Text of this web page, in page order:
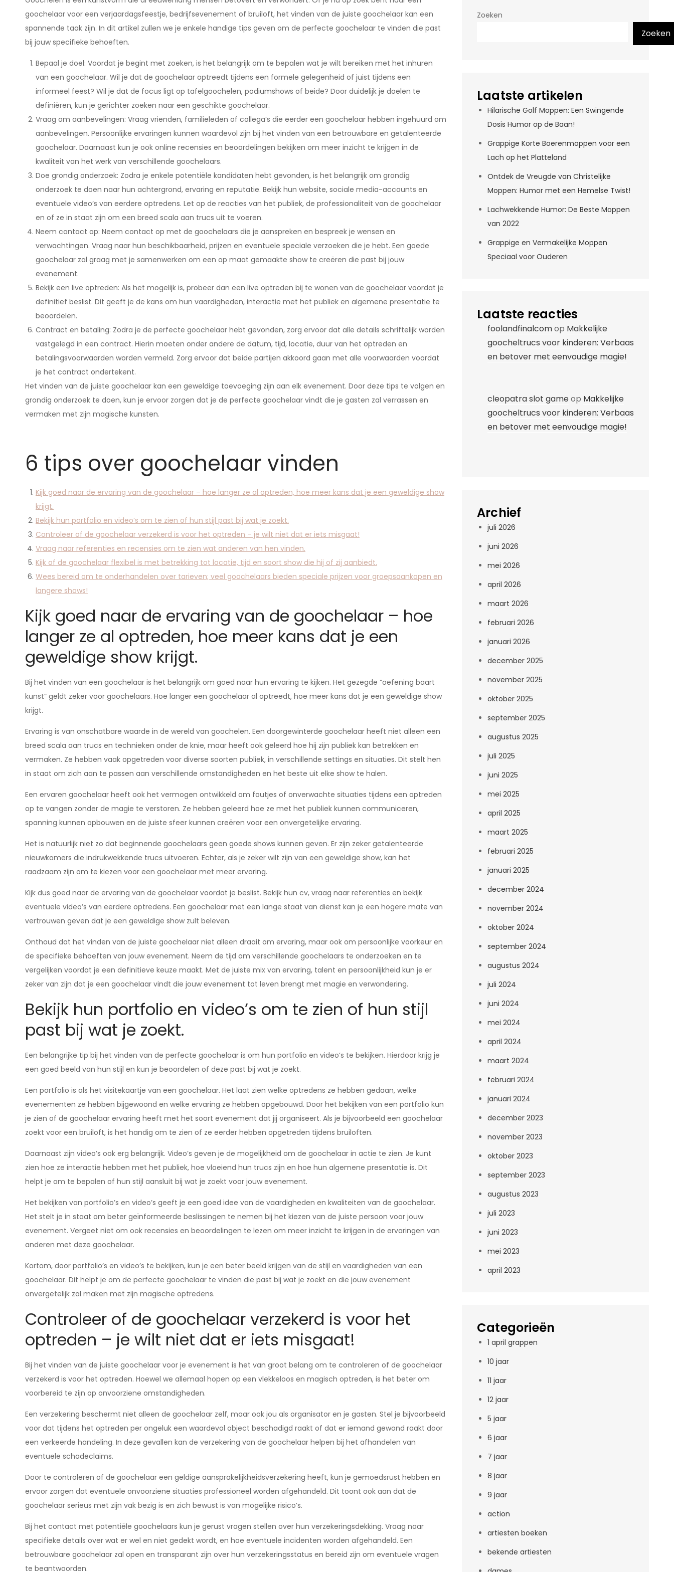
goochelaar voor een verjaardagsfeestje, bedrijfsevenement of bruiloft, het vinden van de juiste goochelaar kan een
spannende taak zijn. In dit artikel zullen we je enkele handige tips geven om de perfecte goochelaar te vinden die past
bij jouw specifieke behoeften.
Bepaal je doel: Voordat je begint met zoeken, is het belangrijk om te bepalen wat je wilt bereiken met het inhuren
van een goochelaar. Wil je dat de goochelaar optreedt tijdens een formele gelegenheid of juist tijdens een
informeel feest? Wil je dat de focus ligt op tafelgoochelen, podiumshows of beide? Door duidelijk je doelen te
definiëren, kun je gerichter zoeken naar een geschikte goochelaar.
Vraag om aanbevelingen: Vraag vrienden, familieleden of collega’s die eerder een goochelaar hebben ingehuurd om
aanbevelingen. Persoonlijke ervaringen kunnen waardevol zijn bij het vinden van een betrouwbare en getalenteerde
goochelaar. Daarnaast kun je ook online recensies en beoordelingen bekijken om meer inzicht te krijgen in de
kwaliteit van het werk van verschillende goochelaars.
Doe grondig onderzoek: Zodra je enkele potentiële kandidaten hebt gevonden, is het belangrijk om grondig
onderzoek te doen naar hun achtergrond, ervaring en reputatie. Bekijk hun website, sociale media-accounts en
eventuele video’s van eerdere optredens. Let op de reacties van het publiek, de professionaliteit van de goochelaar
en of ze in staat zijn om een breed scala aan trucs uit te voeren.
Neem contact op: Neem contact op met de goochelaars die je aanspreken en bespreek je wensen en
verwachtingen. Vraag naar hun beschikbaarheid, prijzen en eventuele speciale verzoeken die je hebt. Een goede
goochelaar zal graag met je samenwerken om een op maat gemaakte show te creëren die past bij jouw
evenement.
Bekijk een live optreden: Als het mogelijk is, probeer dan een live optreden bij te wonen van de goochelaar voordat je
definitief beslist. Dit geeft je de kans om hun vaardigheden, interactie met het publiek en algemene presentatie te
beoordelen.
Contract en betaling: Zodra je de perfecte goochelaar hebt gevonden, zorg ervoor dat alle details schriftelijk worden
vastgelegd in een contract. Hierin moeten onder andere de datum, tijd, locatie, duur van het optreden en
betalingsvoorwaarden worden vermeld. Zorg ervoor dat beide partijen akkoord gaan met alle voorwaarden voordat
je het contract ondertekent.
Het vinden van de juiste goochelaar kan een geweldige toevoeging zijn aan elk evenement. Door deze tips te volgen en
grondig onderzoek te doen, kun je ervoor zorgen dat je de perfecte goochelaar vindt die je gasten zal verrassen en
vermaken met zijn magische kunsten.
6 tips over goochelaar vinden
Kijk goed naar de ervaring van de goochelaar – hoe langer ze al optreden, hoe meer kans dat je een geweldige show
krijgt.
Bekijk hun portfolio en video’s om te zien of hun stijl past bij wat je zoekt.
Controleer of de goochelaar verzekerd is voor het optreden – je wilt niet dat er iets misgaat!
Vraag naar referenties en recensies om te zien wat anderen van hen vinden.
Kijk of de goochelaar flexibel is met betrekking tot locatie, tijd en soort show die hij of zij aanbiedt.
Wees bereid om te onderhandelen over tarieven; veel goochelaars bieden speciale prijzen voor groepsaankopen en
langere shows!
Kijk goed naar de ervaring van de goochelaar – hoe
langer ze al optreden, hoe meer kans dat je een
geweldige show krijgt.
Bij het vinden van een goochelaar is het belangrijk om goed naar hun ervaring te kijken. Het gezegde “oefening baart
kunst” geldt zeker voor goochelaars. Hoe langer een goochelaar al optreedt, hoe meer kans dat je een geweldige show
krijgt.
Ervaring is van onschatbare waarde in de wereld van goochelen. Een doorgewinterde goochelaar heeft niet alleen een
breed scala aan trucs en technieken onder de knie, maar heeft ook geleerd hoe hij zijn publiek kan betrekken en
vermaken. Ze hebben vaak opgetreden voor diverse soorten publiek, in verschillende settings en situaties. Dit stelt hen
in staat om zich aan te passen aan verschillende omstandigheden en het beste uit elke show te halen.
Een ervaren goochelaar heeft ook het vermogen ontwikkeld om foutjes of onverwachte situaties tijdens een optreden
op te vangen zonder de magie te verstoren. Ze hebben geleerd hoe ze met het publiek kunnen communiceren,
spanning kunnen opbouwen en de juiste sfeer kunnen creëren voor een onvergetelijke ervaring.
Het is natuurlijk niet zo dat beginnende goochelaars geen goede shows kunnen geven. Er zijn zeker getalenteerde
nieuwkomers die indrukwekkende trucs uitvoeren. Echter, als je zeker wilt zijn van een geweldige show, kan het
raadzaam zijn om te kiezen voor een goochelaar met meer ervaring.
Kijk dus goed naar de ervaring van de goochelaar voordat je beslist. Bekijk hun cv, vraag naar referenties en bekijk
eventuele video’s van eerdere optredens. Een goochelaar met een lange staat van dienst kan je een hogere mate van
vertrouwen geven dat je een geweldige show zult beleven.
Onthoud dat het vinden van de juiste goochelaar niet alleen draait om ervaring, maar ook om persoonlijke voorkeur en
de specifieke behoeften van jouw evenement. Neem de tijd om verschillende goochelaars te onderzoeken en te
vergelijken voordat je een definitieve keuze maakt. Met de juiste mix van ervaring, talent en persoonlijkheid kun je er
zeker van zijn dat je een goochelaar vindt die jouw evenement tot leven brengt met magie en verwondering.
Bekijk hun portfolio en video’s om te zien of hun stijl
past bij wat je zoekt.
Een belangrijke tip bij het vinden van de perfecte goochelaar is om hun portfolio en video’s te bekijken. Hierdoor krijg je
een goed beeld van hun stijl en kun je beoordelen of deze past bij wat je zoekt.
Een portfolio is als het visitekaartje van een goochelaar. Het laat zien welke optredens ze hebben gedaan, welke
evenementen ze hebben bijgewoond en welke ervaring ze hebben opgebouwd. Door het bekijken van een portfolio kun
je zien of de goochelaar ervaring heeft met het soort evenement dat jij organiseert. Als je bijvoorbeeld een goochelaar
zoekt voor een bruiloft, is het handig om te zien of ze eerder hebben opgetreden tijdens bruiloften.
Daarnaast zijn video’s ook erg belangrijk. Video’s geven je de mogelijkheid om de goochelaar in actie te zien. Je kunt
zien hoe ze interactie hebben met het publiek, hoe vloeiend hun trucs zijn en hoe hun algemene presentatie is. Dit
helpt je om te bepalen of hun stijl aansluit bij wat je zoekt voor jouw evenement.
Het bekijken van portfolio’s en video’s geeft je een goed idee van de vaardigheden en kwaliteiten van de goochelaar.
Het stelt je in staat om beter geïnformeerde beslissingen te nemen bij het kiezen van de juiste persoon voor jouw
evenement. Vergeet niet om ook recensies en beoordelingen te lezen om meer inzicht te krijgen in de ervaringen van
anderen met deze goochelaar.
Kortom, door portfolio’s en video’s te bekijken, kun je een beter beeld krijgen van de stijl en vaardigheden van een
goochelaar. Dit helpt je om de perfecte goochelaar te vinden die past bij wat je zoekt en die jouw evenement
onvergetelijk zal maken met zijn magische optredens.
Controleer of de goochelaar verzekerd is voor het
optreden – je wilt niet dat er iets misgaat!
Bij het vinden van de juiste goochelaar voor je evenement is het van groot belang om te controleren of de goochelaar
verzekerd is voor het optreden. Hoewel we allemaal hopen op een vlekkeloos en magisch optreden, is het beter om
voorbereid te zijn op onvoorziene omstandigheden.
Een verzekering beschermt niet alleen de goochelaar zelf, maar ook jou als organisator en je gasten. Stel je bijvoorbeeld
voor dat tijdens het optreden per ongeluk een waardevol object beschadigd raakt of dat er iemand gewond raakt door
een verkeerde handeling. In deze gevallen kan de verzekering van de goochelaar helpen bij het afhandelen van
eventuele schadeclaims.
Door te controleren of de goochelaar een geldige aansprakelijkheidsverzekering heeft, kun je gemoedsrust hebben en
ervoor zorgen dat eventuele onvoorziene situaties professioneel worden afgehandeld. Dit toont ook aan dat de
goochelaar serieus met zijn vak bezig is en zich bewust is van mogelijke risico’s.
Bij het contact met potentiële goochelaars kun je gerust vragen stellen over hun verzekeringsdekking. Vraag naar
specifieke details over wat er wel en niet gedekt wordt, en hoe eventuele incidenten worden afgehandeld. Een
betrouwbare goochelaar zal open en transparant zijn over hun verzekeringsstatus en bereid zijn om eventuele vragen
te beantwoorden.
Zoeken
Zoeken
Laatste artikelen
Hilarische Golf Moppen: Een Swingende
Dosis Humor op de Baan!
Grappige Korte Boerenmoppen voor een
Lach op het Platteland
Ontdek de Vreugde van Christelijke
Moppen: Humor met een Hemelse Twist!
Lachwekkende Humor: De Beste Moppen
van 2022
Grappige en Vermakelijke Moppen
Speciaal voor Ouderen
Laatste reacties
foolandfinalcomop Makkelijke
goocheltrucs voor kinderen: Verbaas
en betover met eenvoudige magie!
cleopatra slot gameop Makkelijke
goocheltrucs voor kinderen: Verbaas
en betover met eenvoudige magie!
Archief
juli 2026
juni 2026
mei 2026
april 2026
maart 2026
februari 2026
januari 2026
december 2025
november 2025
oktober 2025
september 2025
augustus 2025
juli 2025
juni 2025
mei 2025
april 2025
maart 2025
februari 2025
januari 2025
december 2024
november 2024
oktober 2024
september 2024
augustus 2024
juli 2024
juni 2024
mei 2024
april 2024
maart 2024
februari 2024
januari 2024
december 2023
november 2023
oktober 2023
september 2023
augustus 2023
juli 2023
juni 2023
mei 2023
april 2023
Categorieën
1 april grappen
10 jaar
11 jaar
12 jaar
5 jaar
6 jaar
7 jaar
8 jaar
9 jaar
action
artiesten boeken
bekende artiesten